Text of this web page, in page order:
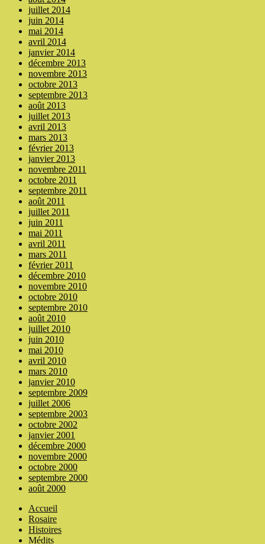
juillet 2014
juin 2014
mai 2014
avril 2014
janvier 2014
décembre 2013
novembre 2013
octobre 2013
septembre 2013
août 2013
juillet 2013
avril 2013
mars 2013
février 2013
janvier 2013
novembre 2011
octobre 2011
septembre 2011
août 2011
juillet 2011
juin 2011
mai 2011
avril 2011
mars 2011
février 2011
décembre 2010
novembre 2010
octobre 2010
septembre 2010
août 2010
juillet 2010
juin 2010
mai 2010
avril 2010
mars 2010
janvier 2010
septembre 2009
juillet 2006
septembre 2003
octobre 2002
janvier 2001
décembre 2000
novembre 2000
octobre 2000
septembre 2000
août 2000
Accueil
Rosaire
Histoires
Médits